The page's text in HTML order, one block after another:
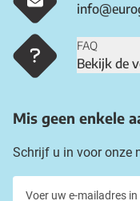
FAQ
Bekijk de
Mis geen enkele
Schrijf u in voor onze